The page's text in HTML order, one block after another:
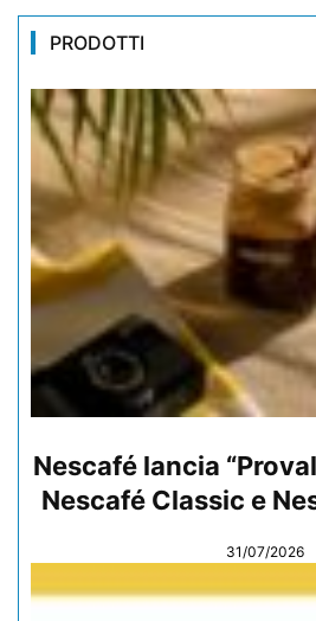
PRODOTTI
Nescafé lancia
Nescafé Classic e
31/07/2026